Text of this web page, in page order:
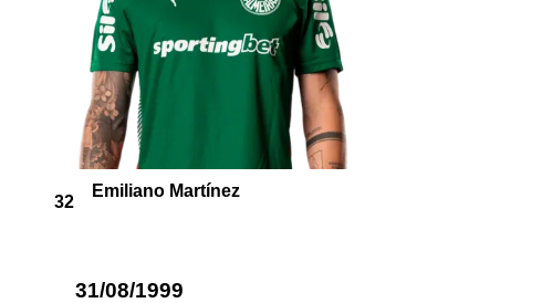
32
Emiliano Martínez
31/08/1999